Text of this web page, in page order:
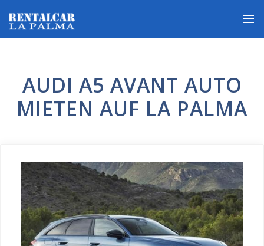
AUDI A5 AVANT AUTO
MIETEN AUF LA PALMA